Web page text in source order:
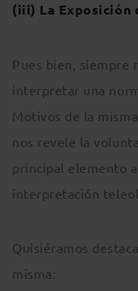
(iii) La Exposición
Pues bien, siempre
interpretar una
Motivos de la
nos revele la
principal elemento
interpretación
Quisiéramos
misma: